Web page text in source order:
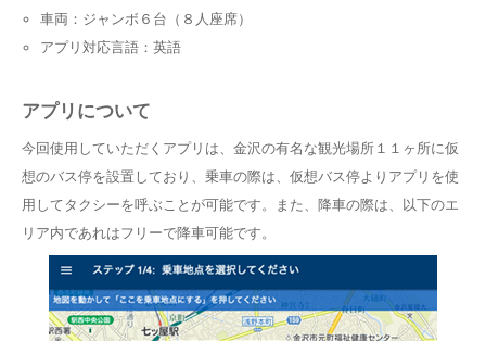
車両：ジャンボ６台（８人座席）
アプリ対応言語：英語
アプリについて
今回使用していただくアプリは、金沢の有名な観光場所１１ヶ所に仮
想のバス停を設置しており、乗車の際は、仮想バス停よりアプリを使
用してタクシーを呼ぶことが可能です。また、降車の際は、以下のエ
リア内であれはフリーで降車可能です。